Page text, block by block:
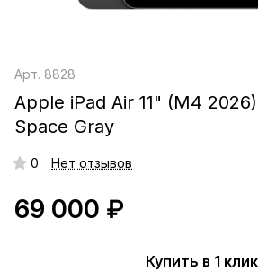
Арт. 8828
Apple iPad Air 11" (M4
Space Gray
0 Нет отзывов
69 000 ₽
Купить в 1 клик